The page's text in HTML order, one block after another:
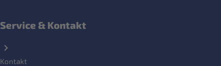
Service & Kontakt
Kontakt